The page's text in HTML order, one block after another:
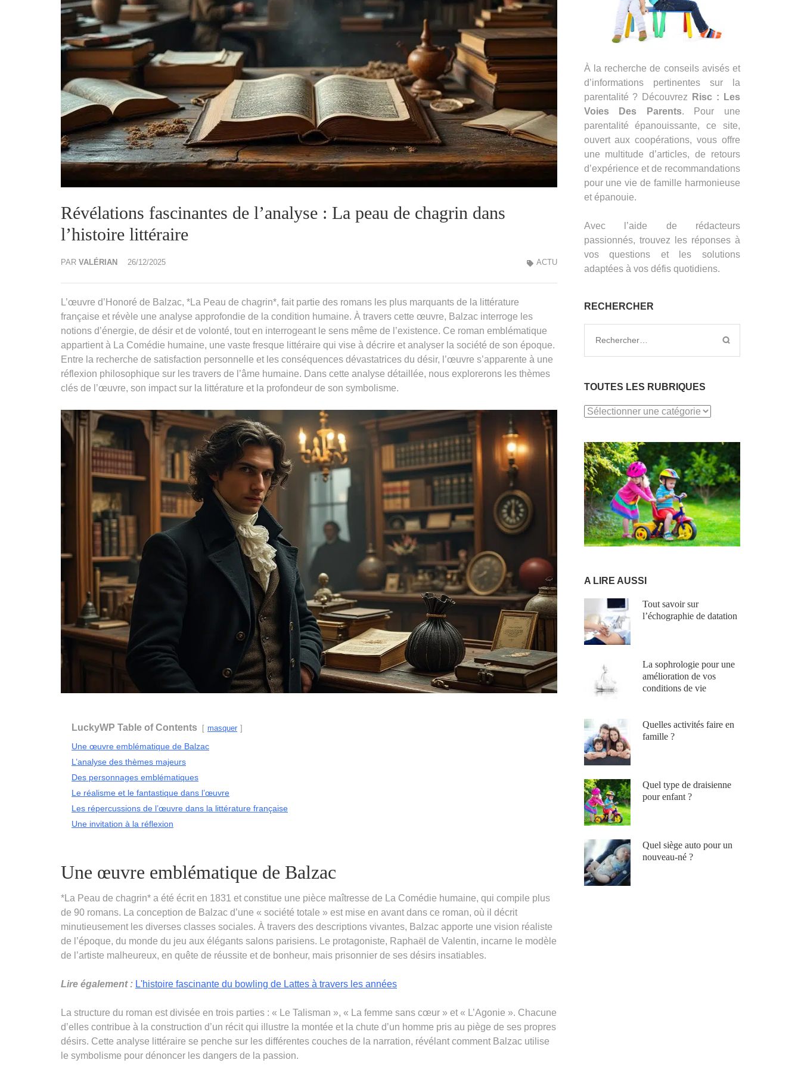
Révélations fascinantes de l’analyse : La peau de chagrin dans
l’histoire littéraire
PAR VALÉRIAN 26/12/2025 ACTU
L’œuvre d’Honoré de Balzac, *La Peau de chagrin*, fait partie des romans les plus marquants de la littérature
française et révèle une analyse approfondie de la condition humaine. À travers cette œuvre, Balzac interroge les
notions d’énergie, de désir et de volonté, tout en interrogeant le sens même de l’existence. Ce roman emblématique
appartient à La Comédie humaine, une vaste fresque littéraire qui vise à décrire et analyser la société de son époque.
Entre la recherche de satisfaction personnelle et les conséquences dévastatrices du désir, l’œuvre s’apparente à une
réflexion philosophique sur les travers de l’âme humaine. Dans cette analyse détaillée, nous explorerons les thèmes
clés de l’œuvre, son impact sur la littérature et la profondeur de son symbolisme.
LuckyWP Table of Contents masquer
Une œuvre emblématique de Balzac
L’analyse des thèmes majeurs
Des personnages emblématiques
Le réalisme et le fantastique dans l’œuvre
Les répercussions de l’œuvre dans la littérature française
Une invitation à la réflexion
Une œuvre emblématique de Balzac
*La Peau de chagrin* a été écrit en 1831 et constitue une pièce maîtresse de La Comédie humaine, qui compile plus
de 90 romans. La conception de Balzac d’une « société totale » est mise en avant dans ce roman, où il décrit
minutieusement les diverses classes sociales. À travers des descriptions vivantes, Balzac apporte une vision réaliste
de l’époque, du monde du jeu aux élégants salons parisiens. Le protagoniste, Raphaël de Valentin, incarne le modèle
de l’artiste malheureux, en quête de réussite et de bonheur, mais prisonnier de ses désirs insatiables.
Lire également : L'histoire fascinante du bowling de Lattes à travers les années
La structure du roman est divisée en trois parties : « Le Talisman », « La femme sans cœur » et « L’Agonie ». Chacune
d’elles contribue à la construction d’un récit qui illustre la montée et la chute d’un homme pris au piège de ses propres
désirs. Cette analyse littéraire se penche sur les différentes couches de la narration, révélant comment Balzac utilise
le symbolisme pour dénoncer les dangers de la passion.
À la recherche de conseils avisés et
d’informations pertinentes sur la
parentalité ? Découvrez
Risc : Les
Voies Des Parents. Pour une
parentalité épanouissante, ce site,
ouvert aux coopérations, vous offre
une multitude d’articles, de retours
d’expérience et de recommandations
pour une vie de famille harmonieuse
et épanouie.
Avec l’aide de rédacteurs
passionnés, trouvez les réponses à
vos questions et les solutions
adaptées à vos défis quotidiens.
RECHERCHER
Rechercher :
TOUTES LES RUBRIQUES
TOUTES
RUBRIQUES
A LIRE AUSSI
Tout savoir sur
l’échographie de datation
La sophrologie pour une
amélioration de vos
conditions de vie
Quelles activités faire en
famille ?
Quel type de draisienne
pour enfant ?
Quel siège auto pour un
nouveau-né ?